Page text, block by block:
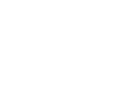
do jogo ter